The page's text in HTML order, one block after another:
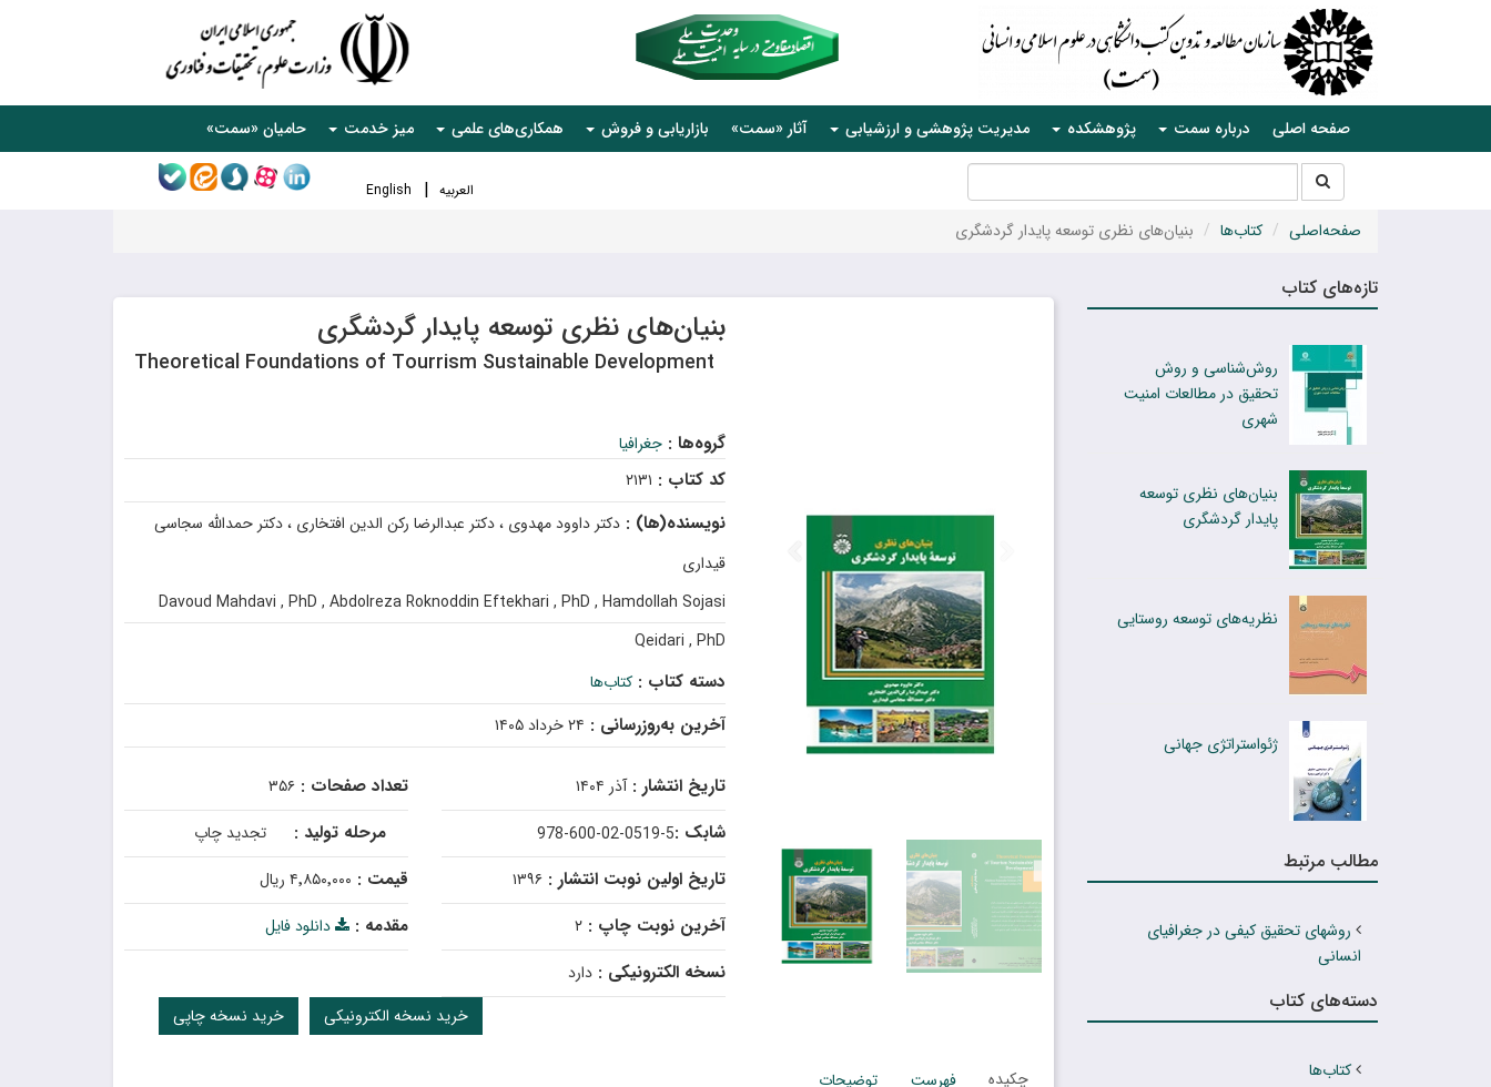
صفحه اصلی درباره سمت پژوهشکده مدیریت پژوهشی و ارزشیابی آثار «سمت» بازاریابی و فروش همکاری‌های علمی میز خدمت حامیان «سمت»
العربیه English جستجو
در
سایتصفحه‌اصلی کتاب‌ها بنیان‌های نظری توسعه پایدار گردشگری
بنیان‌های نظری توسعه پایدار گردشگری
Theoretical Foundations of Tourrism Sustainable Development
گروه‌ها :جغرافیا
کد کتاب : ۲۱۳۱
نویسنده(ها) :دکتر داوود مهدوی ، دکتر عبدالرضا رکن الدین افتخاری ، دکتر حمدالله سجاسی
قیداری
Davoud Mahdavi , PhD , Abdolreza Roknoddin Eftekhari , PhD , Hamdollah Sojasi
Qeidari , PhD
دسته کتاب :کتاب‌ها
آخرین به‌روزرسانی : ۲۴ خرداد ۱۴۰۵
تاریخ انتشار :آذر ۱۴۰۴
شابک :978-600-02-0519-5
تاریخ اولین نوبت انتشار :۱۳۹۶
آخرین نوبت چاپ :۲
نسخه الکترونیکی :دارد
تعداد صفحات :۳۵۶
مرحله تولید : تجدید چاپ
قیمت : ۴٬۸۵۰٬۰۰۰ ریال
مقدمه : دانلود فایل
خرید نسخه چاپی خرید نسخه الکترونیکی
چکیده فهرست توضیحات
تازه‌های کتاب
روش‌شناسی و روش
تحقیق در مطالعات امنیت
شهری
بنیان‌های نظری توسعه
پایدار گردشگری
نظریه‌های توسعه روستایی
ژئواستراتژی جهانی
مطالب مرتبط
روشهای تحقیق کیفی در جغرافیای
انسانی
دسته‌های کتاب
کتاب‌ها